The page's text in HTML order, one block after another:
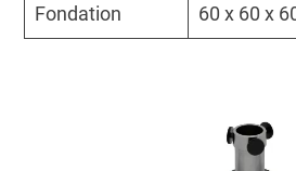
Fondation 60 x 60 x